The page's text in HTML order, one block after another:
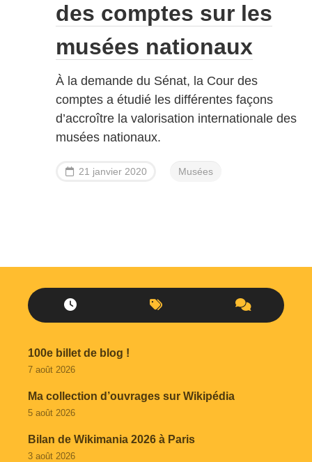
des comptes sur les
musées nationaux
À la demande du Sénat, la Cour des
comptes a étudié les différentes façons
d’accroître la valorisation internationale des
musées nationaux.
21 janvier 2020 Musées
100e billet de blog !
7 août 2026
Ma collection d’ouvrages sur Wikipédia
5 août 2026
Bilan de Wikimania 2026 à Paris
3 août 2026